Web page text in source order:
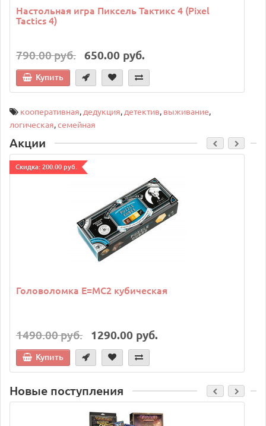
Настольная игра Пиксель Тактикс 4 (Pixel
Tactics 4)
790.00 руб. 650.00 руб.
Купить
кооперативная, дедукция, детектив, выживание,
логическая,семейная
Акции
Cкидка: 200.00 руб.
Головоломка E=MC2 кубическая
1490.00 руб. 1290.00 руб.
Купить
Новые поступления